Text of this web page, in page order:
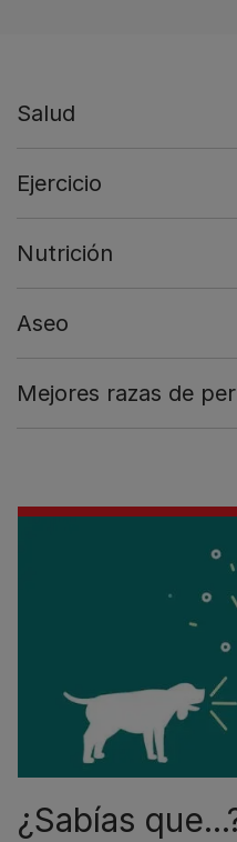
Salud
Ejercicio
Nutrición
Aseo
Mejores razas de
¿Sabías